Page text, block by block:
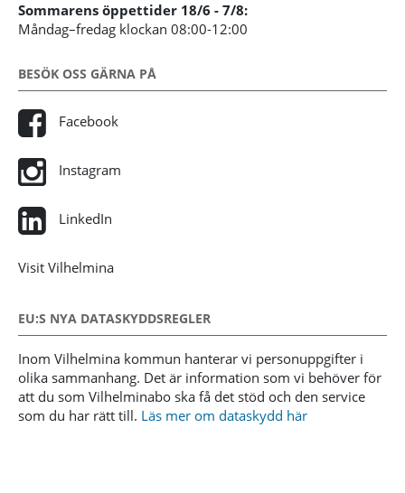
Sommarens öppettider 18/6 - 7/8:
Måndag–fredag klockan 08:00-12:00
BESÖK OSS GÄRNA PÅ
Facebook
Instagram
LinkedIn
Visit Vilhelmina
EU:S NYA DATASKYDDSREGLER
Inom Vilhelmina kommun hanterar vi personuppgifter i
olika sammanhang. Det är information som vi behöver för
att du som Vilhelminabo ska få det stöd och den service
som du har rätt till. Läs mer om dataskydd här